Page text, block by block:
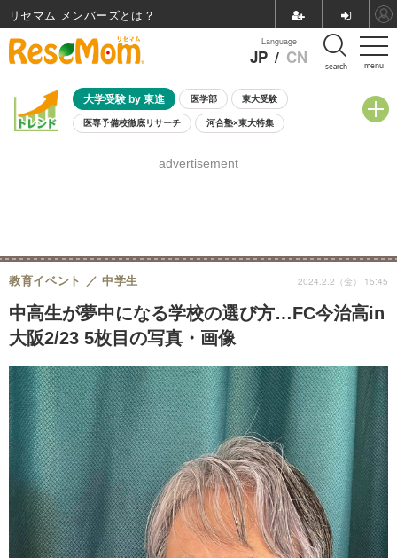
menu
Language
JP / CN search
大学受験 by 東進 医学部 東大受験
医専予備校徹底リサーチ 河合塾×東大特集
8月開催学校説明会・相談会
advertisement
中高生が夢中になる学校の選び方…FC今治高in
大阪2/23 5枚目の写真・画像
教育イベント 中学生 2024.2.2（金） 15:45
リセマム メンバーズ